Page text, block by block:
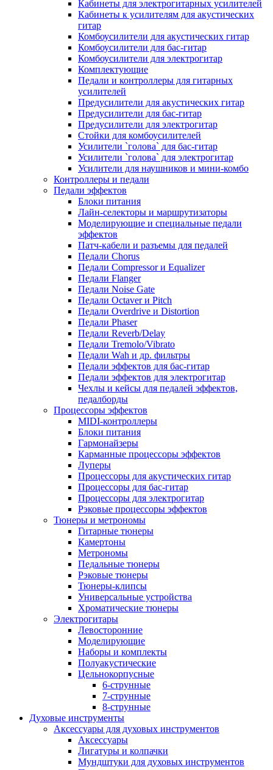
Кабинеты для электрогитарных усилителей
Кабинеты к усилителям для акустических
гитар
Комбоусилители для акустических гитар
Комбоусилители для бас-гитар
Комбоусилители для электрогитар
Комплектующие
Педали и контроллеры для гитарных
усилителей
Предусилители для акустических гитар
Предусилители для бас-гитар
Предусилители для электрогитар
Стойки для комбоусилителей
Усилители `голова` для бас-гитар
Усилители `голова` для электрогитар
Усилители для наушников и мини-комбо
Контроллеры и педали
Педали эффектов
Блоки питания
Лайн-селекторы и маршрутизаторы
Моделирующие и специальные педали
эффектов
Патч-кабели и разъемы для педалей
Педали Chorus
Педали Compressor и Equalizer
Педали Flanger
Педали Noise Gate
Педали Octaver и Pitch
Педали Overdrive и Distortion
Педали Phaser
Педали Reverb/Delay
Педали Tremolo/Vibrato
Педали Wah и др. фильтры
Педали эффектов для бас-гитар
Педали эффектов для электрогитар
Чехлы и кейсы для педалей эффектов,
педалборды
Процессоры эффектов
MIDI-контроллеры
Блоки питания
Гармонайзеры
Карманные процессоры эффектов
Луперы
Процессоры для акустических гитар
Процессоры для бас-гитар
Процессоры для электрогитар
Рэковые процессоры эффектов
Тюнеры и метрономы
Гитарные тюнеры
Камертоны
Метрономы
Педальные тюнеры
Рэковые тюнеры
Тюнеры-клипсы
Универсальные устройства
Хроматические тюнеры
Электрогитары
Левосторонние
Моделирующие
Наборы и комплекты
Полуакустические
Цельнокорпусные
6-струнные
7-струнные
8-струнные
Духовые инструменты
Аксессуары для духовых инструментов
Аксессуары
Лигатуры и колпачки
Мундштуки для духовых инструментов